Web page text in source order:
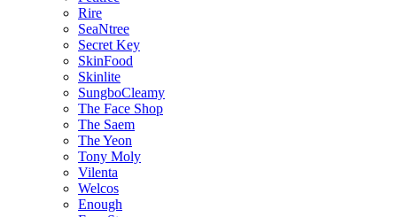
Rire
SeaNtree
Secret Key
SkinFood
Skinlite
SungboCleamy
The Face Shop
The Saem
The Yeon
Tony Moly
Vilenta
Welcos
Enough